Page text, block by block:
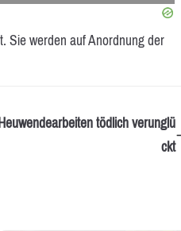
Sie werden auf Anordnung der
tödlich verunglü
ckt